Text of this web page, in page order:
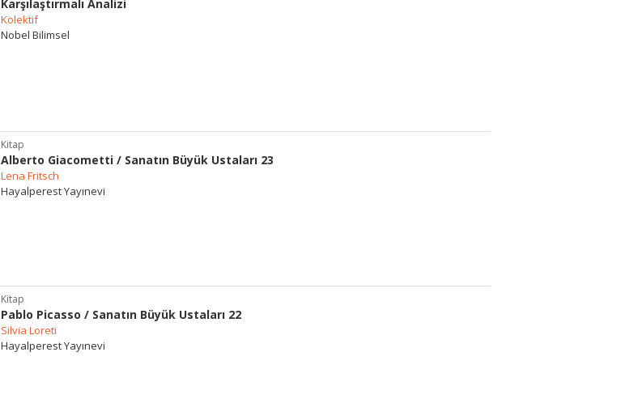
Karşılaştırmalı Analizi
Kolektif
Nobel Bilimsel
Kitap
Alberto Giacometti / Sanatın Büyük Ustaları 23
Lena Fritsch
Hayalperest Yayınevi
Kitap
Pablo Picasso / Sanatın Büyük Ustaları 22
Silvia Loreti
Hayalperest Yayınevi